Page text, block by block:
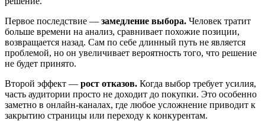
Первое последствие — замедление выбора. Человек тратит
больше времени на анализ, сравнивает похожие позиции,
возвращается назад. Сам по себе длинный путь не является
проблемой, но он увеличивает вероятность того, что решение
не будет принято.
Второй эффект — рост отказов. Когда выбор требует усилия,
часть аудитории просто не доходит до покупки. Это особенно
заметно в онлайн-каналах, где любое усложнение приводит к
закрытию страницы или переходу к конкурентам.